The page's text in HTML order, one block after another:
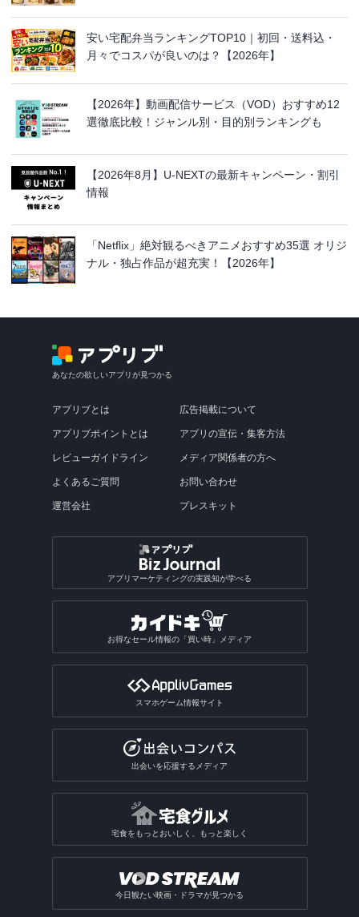
安い宅配弁当ランキングTOP10｜初回・送料込・
月々でコスパが良いのは？【2026年】
【2026年】動画配信サービス（VOD）おすすめ12
選徹底比較！ジャンル別・目的別ランキングも
【2026年8月】U-NEXTの最新キャンペーン・割引
情報
「Netflix」絶対観るべきアニメおすすめ35選 オリジ
ナル・独占作品が超充実！【2026年】
あなたの欲しいアプリが見つかる
アプリブとは
アプリブポイントとは
レビューガイドライン
よくあるご質問
運営会社
広告掲載について
アプリの宣伝・集客方法
メディア関係者の方へ
お問い合わせ
プレスキット
アプリマーケティングの実践知が学べる
お得なセール情報の「買い時」メディア
スマホゲーム情報サイト
出会いを応援するメディア
宅食をもっとおいしく、もっと楽しく
今日観たい映画・ドラマが見つかる